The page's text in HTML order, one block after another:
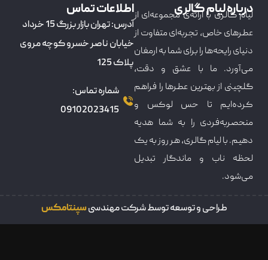
درباره لیام گالری
لیام گالری با ارائه‌ی مجموعه‌ای از
عطرهای خاص، تجربه‌ای متفاوت از
دنیای رایحه‌ها را برای شما به ارمغان
می‌آورد. ما با عشق و دقت،
گلچینی از بهترین عطرها را فراهم
کرده‌ایم تا حس لوکس و
منحصربه‌فردی را به شما هدیه
دهیم. با لیام گالری، هر روز به یک
لحظه ناب و ماندگار تبدیل
می‌شود.
اطلاعات تماس
آدرس: تهران بازار بزرگ 15 خرداد
خیابان ناصر خسرو کوچه مروی
پلاک 125
شماره تماس:
09102023415
طراحی و توسعه توسط شرکت مهندسیسپنتامکس